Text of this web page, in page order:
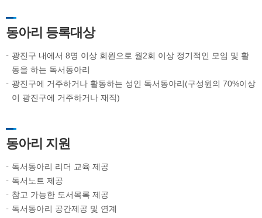
동아리 등록대상
광진구 내에서 8명 이상 회원으로 월2회 이상 정기적인 모임 및 활
동을 하는 독서동아리
광진구에 거주하거나 활동하는 성인 독서동아리(구성원의 70%이상
이 광진구에 거주하거나 재직)
동아리 지원
독서동아리 리더 교육 제공
독서노트 제공
참고 가능한 도서목록 제공
독서동아리 공간제공 및 연계